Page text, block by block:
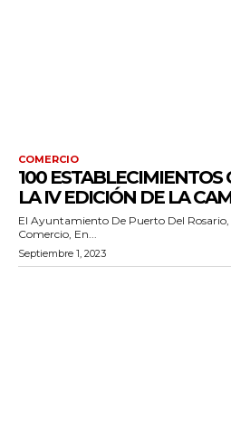
COMERCIO
100 ESTABLECIMIENTOS
LA IV EDICIÓN DE LA
El Ayuntamiento De Puerto Del Rosario,
Comercio, En...
Septiembre 1, 2023